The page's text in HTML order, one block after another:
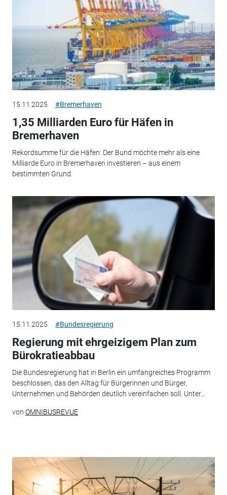
15.11.2025 #Bremerhaven
1,35 Milliarden Euro für Häfen in
Bremerhaven
Rekordsumme für die Häfen: Der Bund möchte mehr als eine
Milliarde Euro in Bremerhaven investieren – aus einem
bestimmten Grund.
15.11.2025 #Bundesregierung
Regierung mit ehrgeizigem Plan zum
Bürokratieabbau
Die Bundesregierung hat in Berlin ein umfangreiches Programm
beschlossen, das den Alltag für Bürgerinnen und Bürger,
Unternehmen und Behörden deutlich vereinfachen soll. Unter...
von OMNIBUSREVUE